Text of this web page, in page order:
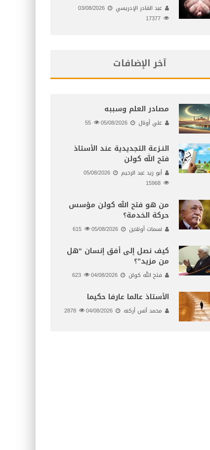
عبد القادر الإدريسي
03/08/2026
آخر الإضافات
مصادر العلم وسببه
علي أونال 05/08/2026
النـزعة التجديدية عند الأستاذ
فتح الله كولن
أبو زيد عبد الرحيم
05/08/2026
من هو فتح الله كولن مؤسس
حركة الخدمة؟
نسمات أونلاين 05/08/2026
كيف نصل إلى أفق إنسان “هل
من مزيد”؟
فتح الله كولن 04/08/2026
الأستاذ عالما عارفا حكيما
محمد أنس أركنه 04/08/2026